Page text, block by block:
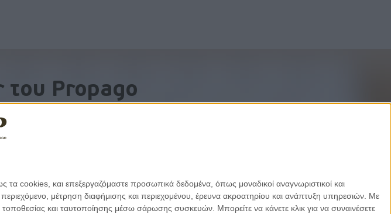
cookies, και επεξεργαζόμαστε προσωπικά δεδομένα, όπως μοναδικοί αναγνωριστικοί και
μέτρηση διαφήμισης και περιεχομένου, έρευνα ακροατηρίου και ανάπτυξη υπηρεσιών. Με
και ταυτοποίησης μέσω σάρωσης συσκευών. Μπορείτε να κάνετε κλικ για να συναινέσετε
Propago
ημέρας στο email σας